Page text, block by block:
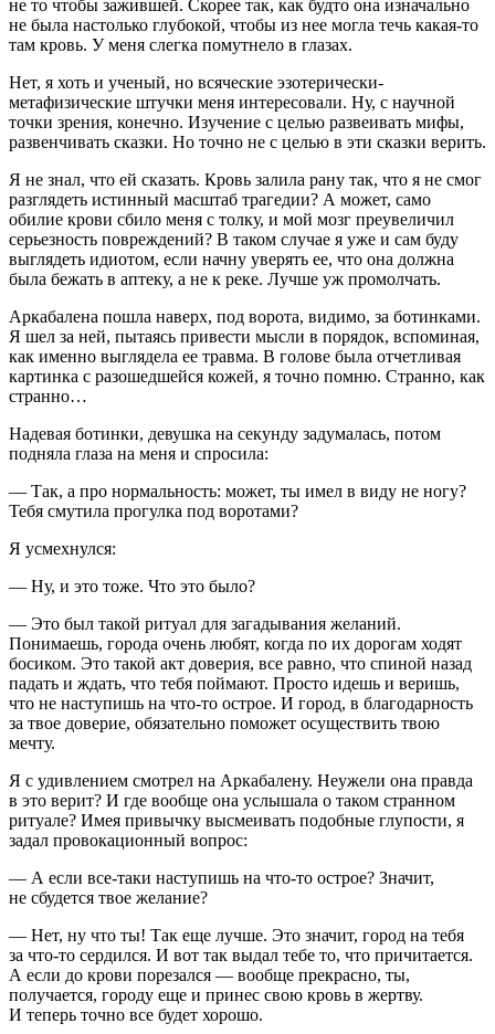
не то чтобы зажившей. Скорее так, как будто она изначально
не была настолько глубокой, чтобы из нее могла течь какая-то
там кровь. У меня слегка помутнело в глазах.
Нет, я хоть и ученый, но всяческие эзотерически-
метафизические штучки меня интересовали. Ну, с научной
точки зрения, конечно. Изучение с целью развеивать мифы,
развенчивать сказки. Но точно не с целью в эти сказки верить.
Я не знал, что ей сказать. Кровь залила рану так, что я не смог
разглядеть истинный масштаб трагедии? А может, само
обилие крови сбило меня с толку, и мой мозг преувеличил
серьезность повреждений? В таком случае я уже и сам буду
выглядеть идиотом, если начну уверять ее, что она должна
была бежать в аптеку, а не к реке. Лучше уж промолчать.
Аркабалена пошла наверх, под ворота, видимо, за ботинками.
Я шел за ней, пытаясь привести мысли в порядок, вспоминая,
как именно выглядела ее травма. В голове была отчетливая
картинка с разошедшейся кожей, я точно помню. Странно, как
странно…
Надевая ботинки, девушка на секунду задумалась, потом
подняла глаза на меня и спросила:
— Так, а про нормальность: может, ты имел в виду не ногу?
Тебя смутила прогулка под воротами?
Я усмехнулся:
— Ну, и это тоже. Что это было?
— Это был такой ритуал для загадывания желаний.
Понимаешь, города очень любят, когда по их дорогам ходят
босиком. Это такой акт доверия, все равно, что спиной назад
падать и ждать, что тебя поймают. Просто идешь и веришь,
что не наступишь на что-то острое. И город, в благодарность
за твое доверие, обязательно поможет осуществить твою
мечту.
Я с удивлением смотрел на Аркабалену. Неужели она правда
в это верит? И где вообще она услышала о таком странном
ритуале? Имея привычку высмеивать подобные глупости, я
задал провокационный вопрос:
— А если все-таки наступишь на что-то острое? Значит,
не сбудется твое желание?
— Нет, ну что ты! Так еще лучше. Это значит, город на тебя
за что-то сердился. И вот так выдал тебе то, что причитается.
А если до крови порезался — вообще прекрасно, ты,
получается, городу еще и принес свою кровь в жертву.
И теперь точно все будет хорошо.